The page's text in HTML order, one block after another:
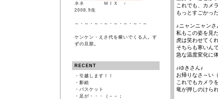
ネネ ＭＩＸ ♀
2008.9生
～・～・～・～・～・～・～・～
ケンケン・えさ代を稼いでくる人。す
ずの旦那。
RECENT
・ 引越します！！
・ 影絵
・ バスケット
・ 足が・・・（－－；
これでも、カメ
もっとすごかっ
♪ニャンニャンさ
私もこの姿を見
虎は笑わせてく
そちらも寒いん
急な温度変化に
♪ゆきさん♪
お帰りなさ～い
これでもカメラ
竜が押しのけら